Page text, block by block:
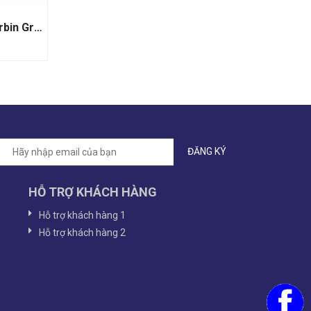
Rượu vang Pháp Chateau Corbin Grand Cru Classe
HỖ TRỢ KHÁCH HÀNG
Hỗ trợ khách hàng 1
Hỗ trợ khách hàng 2